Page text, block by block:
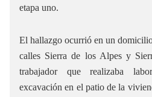
etapa uno.
El hallazgo ocurrió en un
calles Sierra de los Alpes y
trabajador que realizaba
excavación en el patio de la